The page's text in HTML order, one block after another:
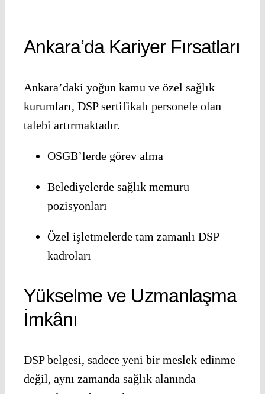
Ankara’da Kariyer Fırsatları
Ankara’daki yoğun kamu ve özel sağlık
kurumları, DSP sertifikalı personele olan
talebi artırmaktadır.
OSGB’lerde görev alma
Belediyelerde sağlık memuru
pozisyonları
Özel işletmelerde tam zamanlı DSP
kadroları
Yükselme ve Uzmanlaşma
İmkânı
DSP belgesi, sadece yeni bir meslek edinme
değil, aynı zamanda sağlık alanında